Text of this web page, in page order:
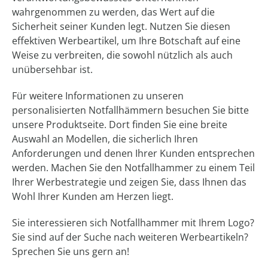
wahrgenommen zu werden, das Wert auf die
Sicherheit seiner Kunden legt. Nutzen Sie diesen
effektiven Werbeartikel, um Ihre Botschaft auf eine
Weise zu verbreiten, die sowohl nützlich als auch
unübersehbar ist.
Für weitere Informationen zu unseren
personalisierten Notfallhämmern besuchen Sie bitte
unsere Produktseite. Dort finden Sie eine breite
Auswahl an Modellen, die sicherlich Ihren
Anforderungen und denen Ihrer Kunden entsprechen
werden. Machen Sie den Notfallhammer zu einem Teil
Ihrer Werbestrategie und zeigen Sie, dass Ihnen das
Wohl Ihrer Kunden am Herzen liegt.
Sie interessieren sich Notfallhammer mit Ihrem Logo?
Sie sind auf der Suche nach weiteren Werbeartikeln?
Sprechen Sie uns gern an!